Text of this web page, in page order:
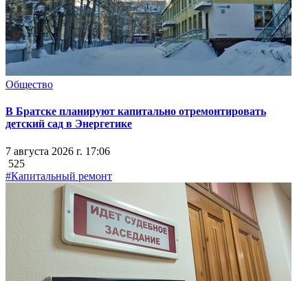
Общество
В Братске планируют капитально отремонтировать
детский сад в Энергетике
7 августа 2026 г. 17:06
525
#Капитальный ремонт